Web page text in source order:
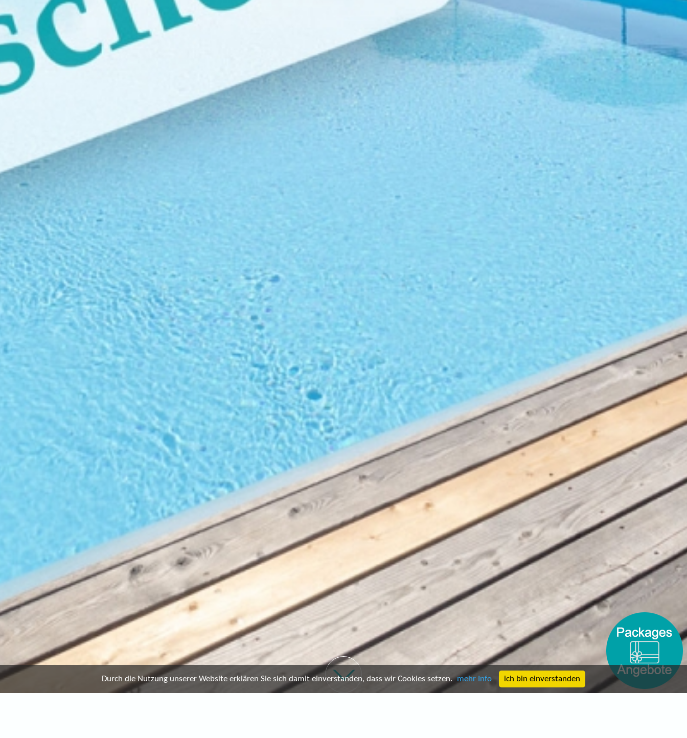
Durch die Nutzung unserer Website erklären Sie sich damit einverstanden, dass wir Cookies setzen. mehr Info ich bin einverstanden